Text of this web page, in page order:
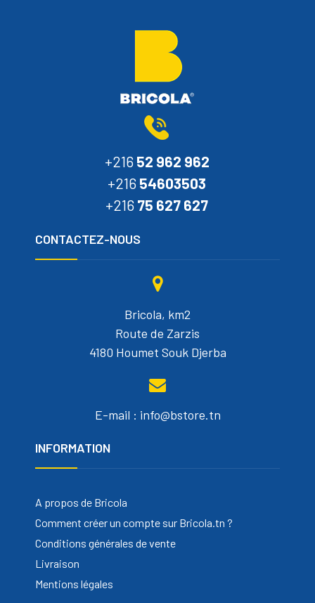
+216 52 962 962
+216 54603503
+216 75 627 627
CONTACTEZ-NOUS
Bricola, km2
Route de Zarzis
4180 Houmet Souk Djerba
E-mail : info@bstore.tn
INFORMATION
A propos de Bricola
Comment créer un compte sur Bricola.tn ?
Conditions générales de vente
Livraison
Mentions légales